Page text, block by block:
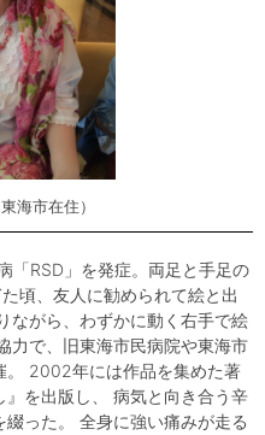
東海市在住
「RSD」を発症。両足と手足の
頃、友人に勧められて絵と出
ながら、わずかに動く右手で絵
力で、旧東海市民病院や東海市
。 2002年には作品を集めた著
を出版し、 病気と向き合う辛
った。 全身に強い痛みが走る